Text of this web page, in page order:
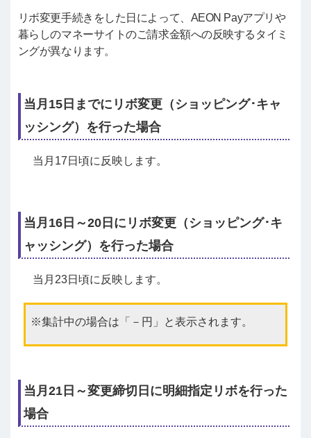
リボ変更手続きをした日によって、AEON Payアプリや
暮らしのマネーサイトのご請求金額への反映するタイミ
ングが異なります。
当月15日までにリボ変更（ショッピング･キャ
ッシング）を行った場合
当月17日頃に反映します。
当月16日～20日にリボ変更（ショッピング･キ
ャッシング）を行った場合
当月23日頃に反映します。
集計中の場合は「－円」と表示されます。
当月21日～変更締切日に明細指定リボを行った
場合